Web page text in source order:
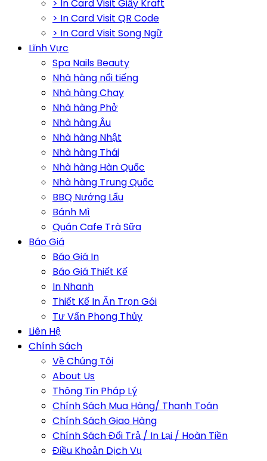
> In Card Visit Giấy Kraft
> In Card Visit QR Code
> In Card Visit Song Ngữ
Lĩnh Vực
Spa Nails Beauty
Nhà hàng nổi tiếng
Nhà hàng Chay
Nhà hàng Phở
Nhà hàng Âu
Nhà hàng Nhật
Nhà hàng Thái
Nhà hàng Hàn Quốc
Nhà hàng Trung Quốc
BBQ Nướng Lẩu
Bánh Mì
Quán Cafe Trà Sữa
Báo Giá
Báo Giá In
Báo Giá Thiết Kế
In Nhanh
Thiết Kế In Ấn Trọn Gói
Tư Vấn Phong Thủy
Liên Hệ
Chính Sách
Về Chúng Tôi
About Us
Thông Tin Pháp Lý
Chính Sách Mua Hàng/ Thanh Toán
Chính Sách Giao Hàng
Chính Sách Đổi Trả / In Lại / Hoàn Tiền
Điều Khoản Dịch Vụ